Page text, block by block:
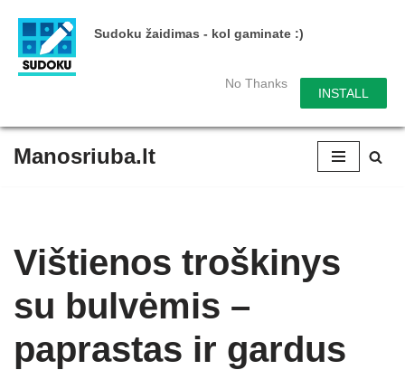
Sudoku žaidimas - kol gaminate :)
No Thanks
INSTALL
content
Manosriuba.lt
Vištienos troškinys
su bulvėmis –
paprastas ir gardus